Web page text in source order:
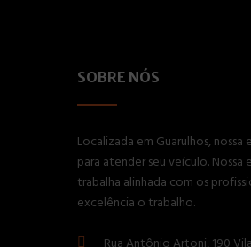
SOBRE NÓS
Localizada em Guarulhos,
para atender seu veículo.
trabalha alinhada com os
excelência o trabalho.